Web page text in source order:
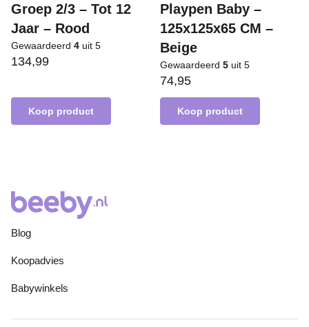
Groep 2/3 – Tot 12
Jaar – Rood
Gewaardeerd 4 uit 5
134,99
Koop product
Playpen Baby –
125x125x65 CM –
Beige
Gewaardeerd 5 uit 5
74,95
Koop product
Blog
Koopadvies
Babywinkels